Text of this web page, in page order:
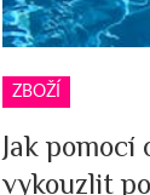
ZBOŽÍ
Jak pomocí
vykouzlit